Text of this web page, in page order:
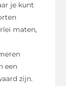
je kunt
maten,
een
zijn.